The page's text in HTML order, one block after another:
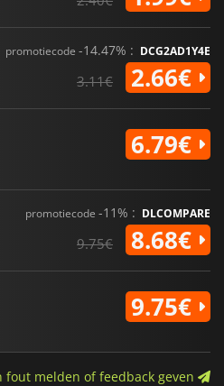
promotiecode -14.47% : DCG2AD1Y4E
3.11€ 2.66€
6.79€
promotiecode -11% : DLCOMPARE
9.75€ 8.68€
9.75€
fout melden of feedback geven